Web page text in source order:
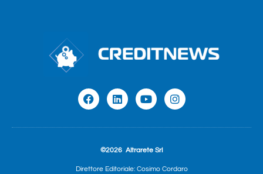
©2026 Altrarete Srl
Direttore Editoriale: Cosimo Cordaro